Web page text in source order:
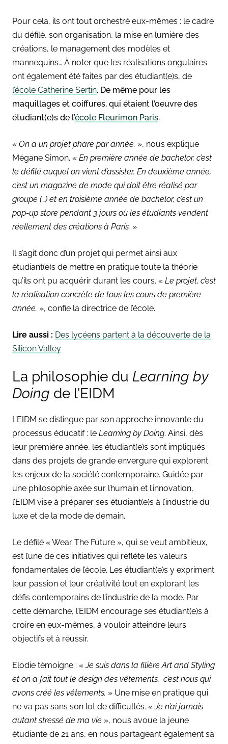
Pour cela, ils ont tout orchestré eux-mêmes : le cadre
du défilé, son organisation, la mise en lumière des
créations, le management des modèles et
mannequins… À noter que les réalisations ongulaires
ont également été faites par des étudiant(e)s, de
l’école Catherine Sertin. De même pour les
maquillages et coiffures, qui étaient l’oeuvre des
étudiant(e)s de l’école Fleurimon Paris.
« On a un projet phare par année. », nous explique
Mégane Simon. « En première année de bachelor, c’est
le défilé auquel on vient d’assister. En deuxième année,
c’est un magazine de mode qui doit être réalisé par
groupe (…) et en troisième année de bachelor, c’est un
pop-up store pendant 3 jours où les étudiants vendent
réellement des créations à Paris. »
Il s’agit donc d’un projet qui permet ainsi aux
étudiant(e)s de mettre en pratique toute la théorie
qu’ils ont pu acquérir durant les cours. « Le projet, c’est
la réalisation concrète de tous les cours de première
année. », confie la directrice de l’école.
Lire aussi : Des lycéens partent à la découverte de la
Silicon Valley
La philosophie du Learning by
Doing de l’EIDM
L’EIDM se distingue par son approche innovante du
processus éducatif : le Learning by Doing. Ainsi, dès
leur première année, les étudiant(e)s sont impliqués
dans des projets de grande envergure qui explorent
les enjeux de la société contemporaine. Guidée par
une philosophie axée sur l’humain et l’innovation,
l’EIDM vise à préparer ses étudiant(e)s à l’industrie du
luxe et de la mode de demain.
Le défilé « Wear The Future », qui se veut ambitieux,
est l’une de ces initiatives qui reflète les valeurs
fondamentales de l’école. Les étudiant(e)s y expriment
leur passion et leur créativité tout en explorant les
défis contemporains de l’industrie de la mode. Par
cette démarche, l’EIDM encourage ses étudiant(e)s à
croire en eux-mêmes, à vouloir atteindre leurs
objectifs et à réussir.
Elodie témoigne : «Je suis dans la filière Art and Styling
et on a fait tout le design des vêtements, c’est nous qui
avons créé les vêtements. » Une mise en pratique qui
ne va pas sans son lot de difficultés. «Je n’ai jamais
autant stressé de ma vie », nous avoue la jeune
étudiante de 21 ans, en nous partageant également sa